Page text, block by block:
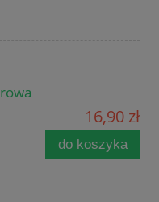
16,90 zł
do koszyka